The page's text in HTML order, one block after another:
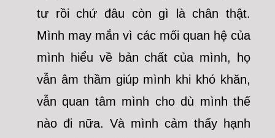
tư rồi chứ đâu còn gì là chân thật.
Mình may mắn vì các mối quan hệ của
mình hiểu về bản chất của mình, họ
vẫn âm thầm giúp mình khi khó khăn,
vẫn quan tâm mình cho dù mình thế
nào đi nữa. Và mình cảm thấy hạnh